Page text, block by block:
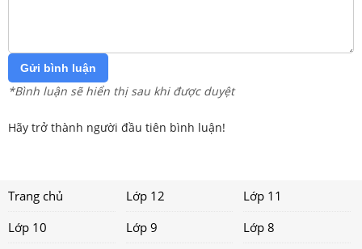
Gửi bình luận
*Bình luận sẽ hiển thị sau khi được duyệt
Hãy trở thành người đầu tiên bình luận!
Trang chủ Lớp 12
Lớp 11
Lớp 10
Lớp 9
Lớp 8